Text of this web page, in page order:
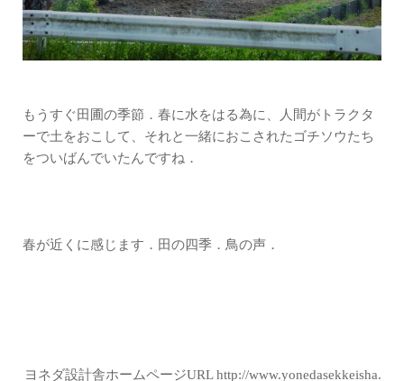
もうすぐ田圃の季節．春に水をはる為に、人間がトラクタ
ーで土をおこして、それと一緒におこされたゴチソウたち
をついばんでいたんですね．
春が近くに感じます．田の四季．鳥の声．
ヨネダ設計舎ホームページURLhttp://www.yonedasekkeisha.